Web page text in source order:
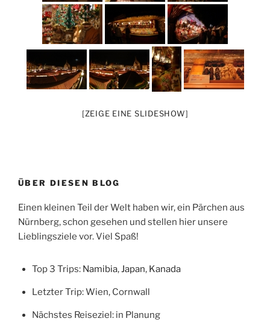
[ZEIGE EINE SLIDESHOW]
ÜBER DIESEN BLOG
Einen kleinen Teil der Welt haben wir, ein Pärchen aus
Nürnberg, schon gesehen und stellen hier unsere
Lieblingsziele vor. Viel Spaß!
Top 3 Trips: Namibia,Japan, Kanada
Letzter Trip: Wien, Cornwall
Nächstes Reiseziel: in Planung